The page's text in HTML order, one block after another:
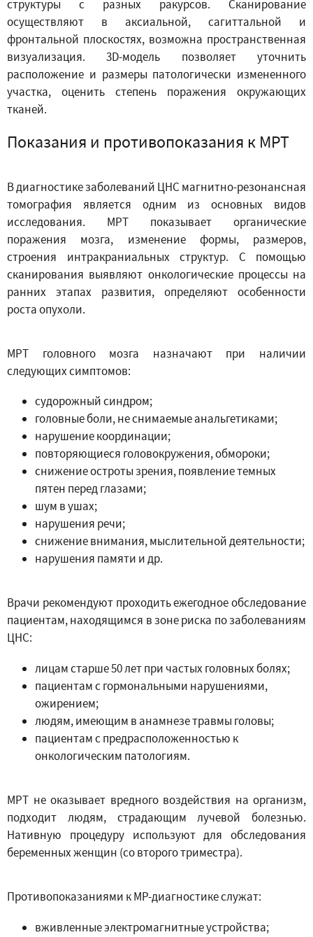
структуры с разных ракурсов. Сканирование
осуществляют в аксиальной, сагиттальной и
фронтальной плоскостях, возможна пространственная
визуализация. 3D-модель позволяет уточнить
расположение и размеры патологически измененного
участка, оценить степень поражения окружающих
тканей.
Показания и противопоказания к МРТ
В диагностике заболеваний ЦНС магнитно-резонансная
томография является одним из основных видов
исследования. МРТ показывает органические
поражения мозга, изменение формы, размеров,
строения интракраниальных структур. С помощью
сканирования выявляют онкологические процессы на
ранних этапах развития, определяют особенности
роста опухоли.
МРТ головного мозга назначают при наличии
следующих симптомов:
судорожный синдром;
головные боли, не снимаемые анальгетиками;
нарушение координации;
повторяющиеся головокружения, обмороки;
снижение остроты зрения, появление темных
пятен перед глазами;
шум в ушах;
нарушения речи;
снижение внимания, мыслительной деятельности;
нарушения памяти и др.
Врачи рекомендуют проходить ежегодное обследование
пациентам, находящимся в зоне риска по заболеваниям
ЦНС:
лицам старше 50 лет при частых головных болях;
пациентам с гормональными нарушениями,
ожирением;
людям, имеющим в анамнезе травмы головы;
пациентам с предрасположенностью к
онкологическим патологиям.
МРТ не оказывает вредного воздействия на организм,
подходит людям, страдающим лучевой болезнью.
Нативную процедуру используют для обследования
беременных женщин (со второго триместра).
Противопоказаниями к МР-диагностике служат:
вживленные электромагнитные устройства;